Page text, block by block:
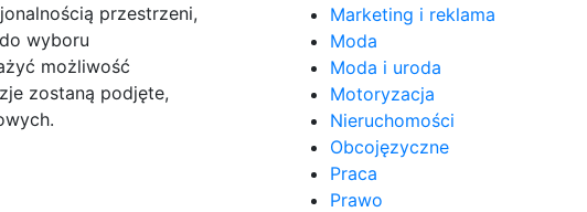
przestrzeni,
wyboru
możliwość
zostaną podjęte,
Marketing i reklama
Moda
Moda i uroda
Motoryzacja
Nieruchomości
Obcojęzyczne
Praca
Prawo